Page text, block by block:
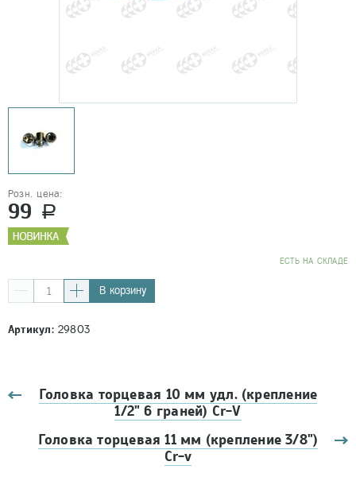
Розн. цена:
99 a
EСТЬ НА СКЛАДЕ
В корзину
Артикул:29803
Головка торцевая 10 мм удл. (крепление
1/2" 6 граней) Cr-V
Головка торцевая 11 мм (крепление 3/8")
Cr-v